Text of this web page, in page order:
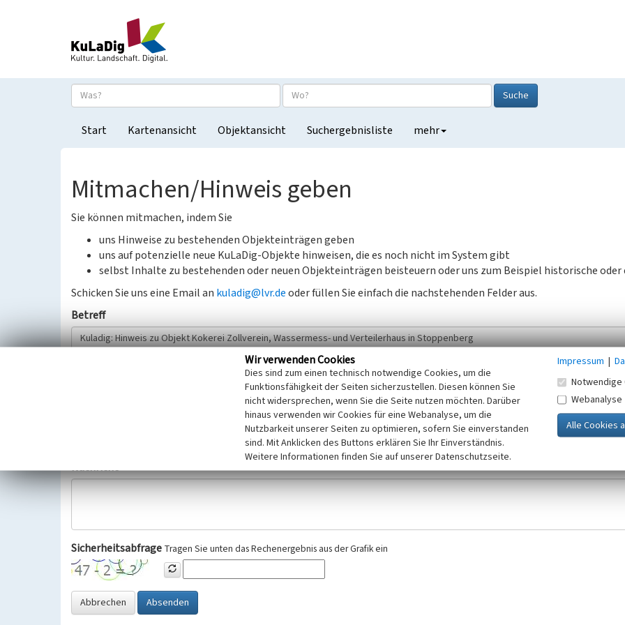
Suche
Start Kartenansicht Objektansicht Suchergebnisliste mehr
Mitmachen/Hinweis geben
Sie können mitmachen, indem Sie
uns Hinweise zu bestehenden Objekteinträgen geben
uns auf potenzielle neue KuLaDig-Objekte hinweisen, die es noch nicht im System gibt
selbst Inhalte zu bestehenden oder neuen Objekteinträgen beisteuern oder uns zum Beispiel historische oder
Schicken Sie uns eine Email an kuladig@lvr.deoder füllen Sie einfach die nachstehenden Felder aus.
Betreff
Wir bitten Sie um freiwillige Angabe Ihres Namens und Ihrer E-Mail-Adresse. Ihre Angaben werden ausschließlich im Rahmen der KuLaDig-
Selbstverständlich werden diese entsprechend der Vorschriften des Telemediengesetzes, des Datenschutzgesetzes NRW und der seit
Datenschutzgrundverordnung (EU-DSGVO) vertraulich behandelt, beachten Sie bitte unsere Hinweise zumDatenschutz
Nachricht
Sicherheitsabfrage Tragen Sie unten das Rechenergebnis aus der Grafik ein
Abbrechen Absenden
Wir verwenden Cookies
Dies sind zum einen technisch notwendige Cookies, um die
Funktionsfähigkeit der Seiten sicherzustellen. Diesen können Sie
nicht widersprechen, wenn Sie die Seite nutzen möchten. Darüber
hinaus verwenden wir Cookies für eine Webanalyse, um die
Nutzbarkeit unserer Seiten zu optimieren, sofern Sie einverstanden
sind. Mit Anklicken des Buttons erklären Sie Ihr Einverständnis.
Weitere Informationen finden Sie auf unserer Datenschutzseite.
Impressum |
Notwendige
Webanalyse